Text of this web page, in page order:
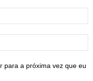
para a próxima vez que eu